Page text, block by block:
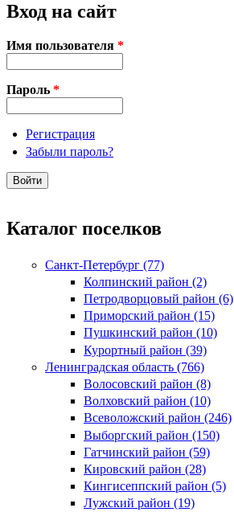
Вход на сайт
Имя пользователя *
Пароль *
Регистрация
Забыли пароль?
Каталог поселков
Санкт-Петербург (77)
Колпинский район (2)
Петродворцовый район (6)
Приморский район (15)
Пушкинский район (10)
Курортный район (39)
Ленинградская область (766)
Волосовский район (8)
Волховский район (10)
Всеволожский район (246)
Выборгский район (150)
Гатчинский район (59)
Кировский район (28)
Кингисеппский район (5)
Лужский район (19)